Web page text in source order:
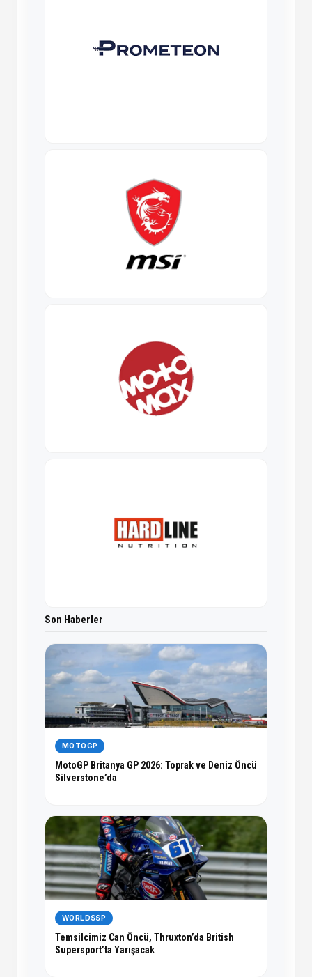
Son Haberler
MOTOGP
MotoGP Britanya GP 2026: Toprak ve Deniz Öncü
Silverstone’da
WORLDSSP
Temsilcimiz Can Öncü, Thruxton’da British
Supersport’ta Yarışacak